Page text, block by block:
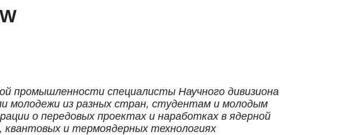
промышленности специалисты Научного дивизиона
молодежи из разных стран, студентам и молодым
о передовых проектах и наработках в ядерной
квантовых и термоядерных технологиях